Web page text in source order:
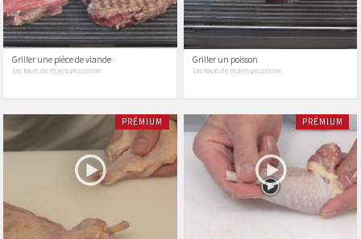
Griller une pièce de viande
Les tours de mains en cuisine
Griller un poisson
Les tours de mains en cuisine
PRÉMIUM PRÉMIUM